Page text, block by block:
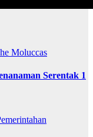
Moluccas
Serentak 1